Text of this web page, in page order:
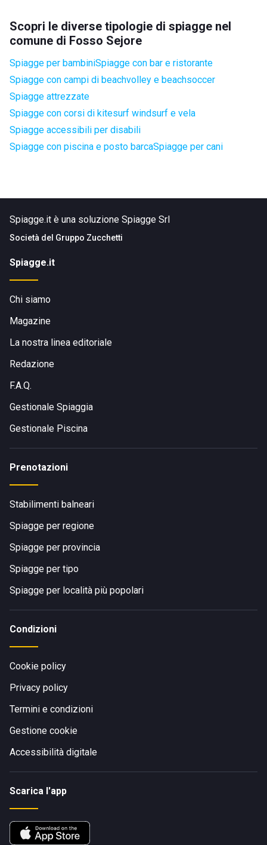
Scopri le diverse tipologie di spiagge nel
comune di Fosso Sejore
Spiagge per bambiniSpiagge con bar e ristorante
Spiagge con campi di beachvolley e beachsoccer
Spiagge attrezzate
Spiagge con corsi di kitesurf windsurf e vela
Spiagge accessibili per disabili
Spiagge con piscina e posto barcaSpiagge per cani
Spiagge.it è una soluzione Spiagge Srl
Società del Gruppo Zucchetti
Spiagge.it
Chi siamo
Magazine
La nostra linea editoriale
Redazione
F.A.Q.
Gestionale Spiaggia
Gestionale Piscina
Prenotazioni
Stabilimenti balneari
Spiagge per regione
Spiagge per provincia
Spiagge per tipo
Spiagge per località più popolari
Condizioni
Cookie policy
Privacy policy
Termini e condizioni
Gestione cookie
Accessibilità digitale
Scarica l'app